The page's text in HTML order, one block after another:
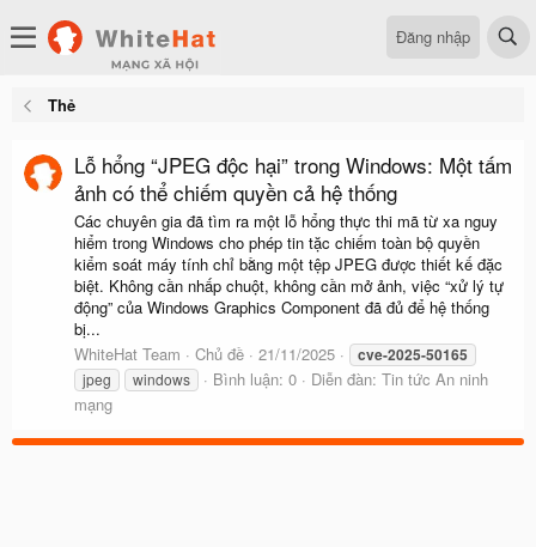
Đăng nhập
Thẻ
Lỗ hổng “JPEG độc hại” trong Windows: Một tấm
ảnh có thể chiếm quyền cả hệ thống
Các chuyên gia đã tìm ra một lỗ hổng thực thi mã từ xa nguy
hiểm trong Windows cho phép tin tặc chiếm toàn bộ quyền
kiểm soát máy tính chỉ bằng một tệp JPEG được thiết kế đặc
biệt. Không cần nhấp chuột, không cần mở ảnh, việc “xử lý tự
động” của Windows Graphics Component đã đủ để hệ thống
bị...
WhiteHat Team
Chủ đề 21/11/2025 cve-2025-50165
jpeg windows Bình luận: 0 Diễn đàn: Tin tức An ninh
mạng